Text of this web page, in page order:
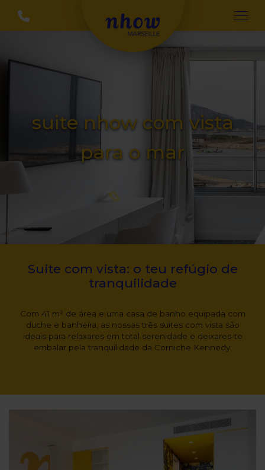
suite nhow com vista
para o mar
Suite com vista: o teu refúgio de
tranquilidade
Com 41 m² de área e uma casa de banho equipada com
duche e banheira, as nossas três suites com vista são
ideais para relaxares em total serenidade e deixares-te
embalar pela tranquilidade da Corniche Kennedy.